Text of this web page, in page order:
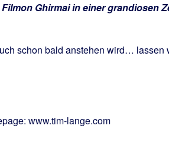
Ghirmai in einer grandiosen
schon bald anstehen wird… lassen
www.tim-lange.com